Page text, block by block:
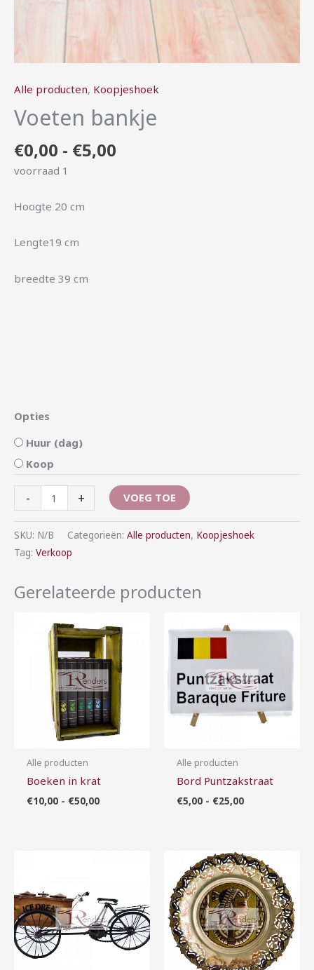
Alle producten, Koopjeshoek
Voeten bankje
€0,00 - €5,00
voorraad 1
Hoogte 20 cm
Lengte19 cm
breedte 39 cm
Opties
Huur (dag)
Koop
- + VOEG TOE
SKU: N/B Categorieën: Alle producten, Koopjeshoek
Tag: Verkoop
Gerelateerde producten
Alle producten
Boeken in krat
€10,00 - €50,00
€10,00
tot
€50,00
Alle producten
Bord Puntzakstraat
€5,00 - €25,00
€5,00
Prijsklasse:
€10,00
tot
€100,00